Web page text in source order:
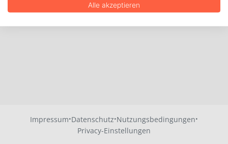
Impressum·Datenschutz·Nutzungsbedingungen·
Privacy-Einstellungen
Alle akzeptieren